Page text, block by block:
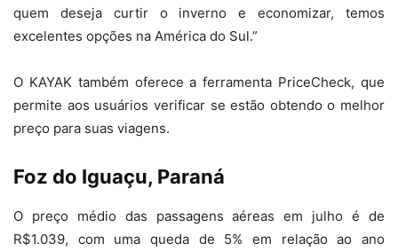
quem deseja curtir o inverno e economizar, temos
excelentes opções na América do Sul.”
O KAYAK também oferece a ferramenta PriceCheck, que
permite aos usuários verificar se estão obtendo o melhor
preço para suas viagens.
Foz do Iguaçu, Paraná
O preço médio das passagens aéreas em julho é de
R$1.039, com uma queda de 5% em relação ao ano